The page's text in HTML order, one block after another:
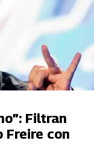
Filtran
Freire con